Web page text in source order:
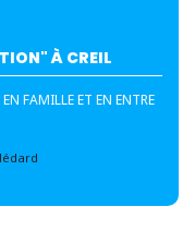
À CREIL
FAMILLE ET EN ENTRE